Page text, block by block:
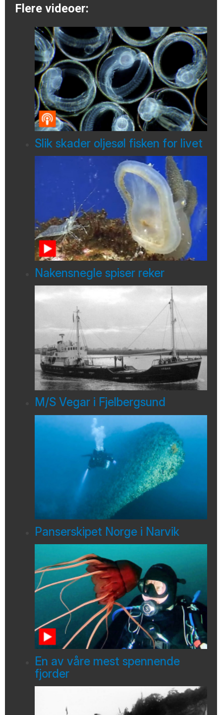
Flere videoer:
Slik skader oljesøl fisken for livet
Nakensnegle spiser reker
M/S Vegar i Fjelbergsund
Panserskipet Norge i Narvik
En av våre mest spennende
fjorder